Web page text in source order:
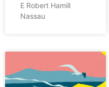
E Robert Hamill
Nassau